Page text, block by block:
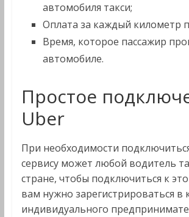
автомобиля такси;
Оплата за каждый километр
Время, которое пассажир
автомобиле.
Простое
Uber
При необходимости
сервису может любой водитель
стране, чтобы подключиться к
вам нужно зарегистрироваться в
индивидуального